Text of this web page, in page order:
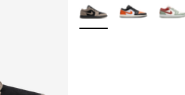
Plus de couleurs